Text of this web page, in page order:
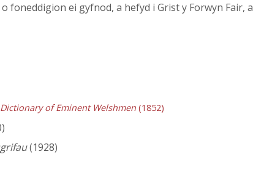
foneddigion ei gyfnod, a hefyd i Grist y Forwyn Fair, a
of Eminent Welshmen (1852)
(1928)